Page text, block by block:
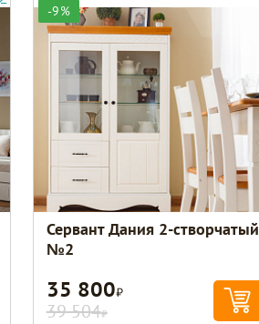
-9%
Сервант Дания 2-створчатый
№2
35 800Р
39 504Р